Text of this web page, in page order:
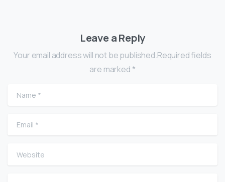
Leave a Reply
Your email address will not be published.Required fields
are marked *
Name
Email
Website